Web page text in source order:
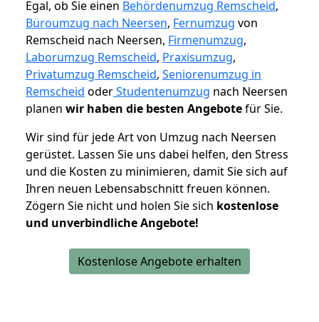
Egal, ob Sie einen Behördenumzug Remscheid,
Büroumzug nach Neersen, Fernumzug von
Remscheid nach Neersen, Firmenumzug,
Laborumzug Remscheid, Praxisumzug,
Privatumzug Remscheid, Seniorenumzug in
Remscheid oderStudentenumzug nach Neersen
planen wir haben die besten Angebotefür Sie.
Wir sind für jede Art von Umzug nach Neersen
gerüstet. Lassen Sie uns dabei helfen, den Stress
und die Kosten zu minimieren, damit Sie sich auf
Ihren neuen Lebensabschnitt freuen können.
Zögern Sie nicht und holen Sie sich kostenlose
und unverbindliche Angebote!
Kostenlose Angebote erhalten